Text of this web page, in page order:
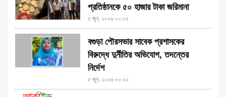
প্রতিষ্ঠানকে ৫০ হাজার টাকা জরিমানা
৫ জুন, ২০২৬ ০০:০৫
বগুড়া পৌরসভার সাবেক প্রশাসকের
বিরুদ্ধে দুর্নীতির অভিযোগ, তদন্তের
নির্দেশ
৫ জুন, ২০২৬ ০০:০২